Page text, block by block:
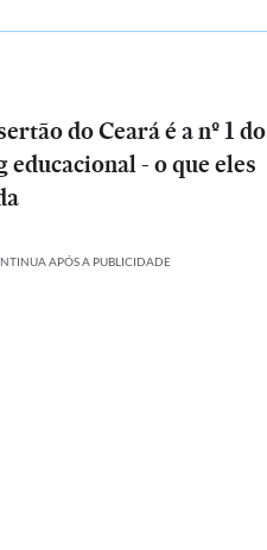
do Ceará é a nº 1 do
- o que eles
APÓS A PUBLICIDADE